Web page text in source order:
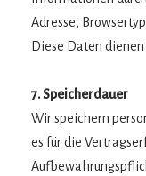
Adresse,
Diese Daten
7. Speicherdauer
Wir speichern
es für die